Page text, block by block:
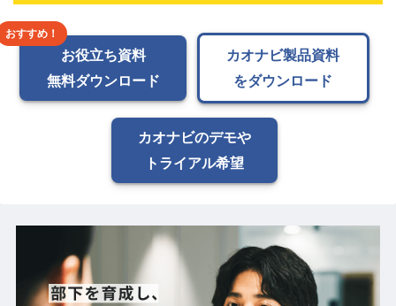
お役立ち資料
無料ダウンロード
カオナビ製品資料
をダウンロード
カオナビのデモや
トライアル希望